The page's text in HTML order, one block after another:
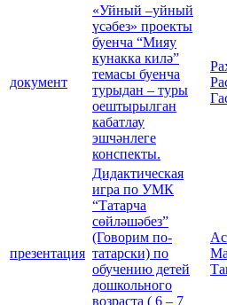
документ
«Уйный –уйный
үсәбез» проекты
буенча “Мияу
кунакка килә”
темасы буенча
турыдан – туры
оештырылган
кабатлау
эшчәнлеге
конспекты.
презентация
Дидактическая
игра по УМК
“Татарча
сөйләшәбез”
(Говорим по-
татарски) по
обучению детей
дошкольного
возраста ( 6 – 7